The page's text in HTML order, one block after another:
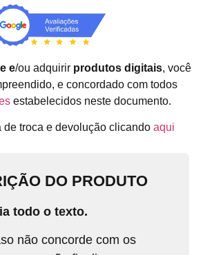
e/ou adquirir produtos digitais, você
e concordado com todos
estabelecidos neste documento.
de troca e devolução clicando aqui
DO PRODUTO
todo o texto.
não concorde com os